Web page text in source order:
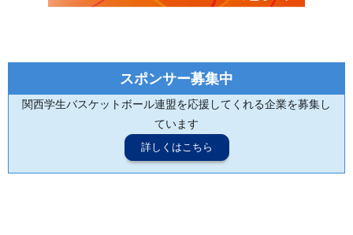
スポンサー募集中
関西学生バスケットボール連盟を応援してくれる企業を募集し
ています
詳しくはこちら